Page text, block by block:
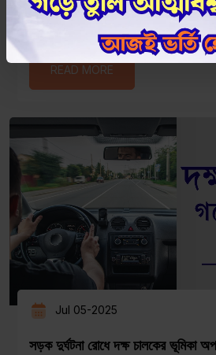
গাড়ির ব্রেক ফেল হলে আতঙ্কিত না হয়ে গিয়ার
READ MORE
Jul 05-2025
সড়ক দুর্ঘটনা রোধে দক্ষ চালকের ভূমিকা